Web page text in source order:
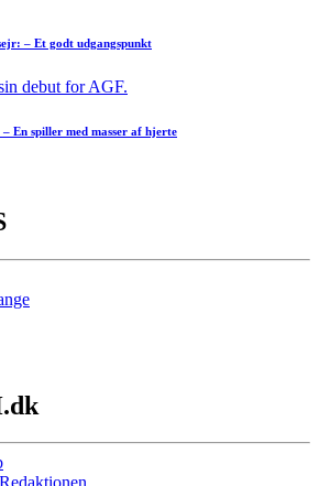
– Et godt udgangspunkt
En spiller med masser af hjerte